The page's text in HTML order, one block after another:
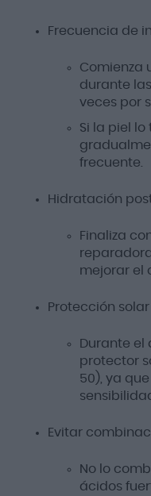
Frecuencia de
Comienza
durante
veces por
Si la piel
frecuente.
Hidratación
Finaliza
mejorar el
Protección
Durante el
protector
50), ya
Evitar
No lo
ácidos